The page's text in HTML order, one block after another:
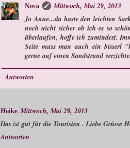
Nova
Mittwoch, Mai 29, 2013
Jo Anne...da haste den leichten
noch nicht sicher ob ich es so
überlaufen, hoffe ich zumindest.
Seite muss man auch ein bisserl
gerne auf einen Sandstrand
Antworten
Heike Mittwoch, Mai 29, 2013
Das ist gut für die Touristen . Liebe Grüsse
Antworten